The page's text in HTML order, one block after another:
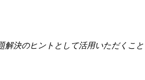
決のヒントとして活用いただくこ